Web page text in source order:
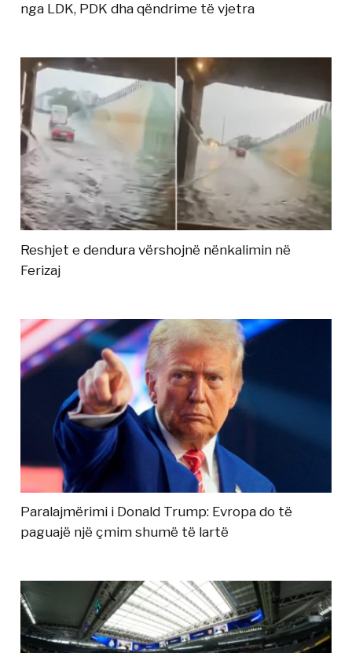
nga LDK, PDK dha qëndrime të vjetra
Reshjet e dendura vërshojnë nënkalimin në
Ferizaj
Paralajmërimi i Donald Trump: Evropa do të
paguajë një çmim shumë të lartë